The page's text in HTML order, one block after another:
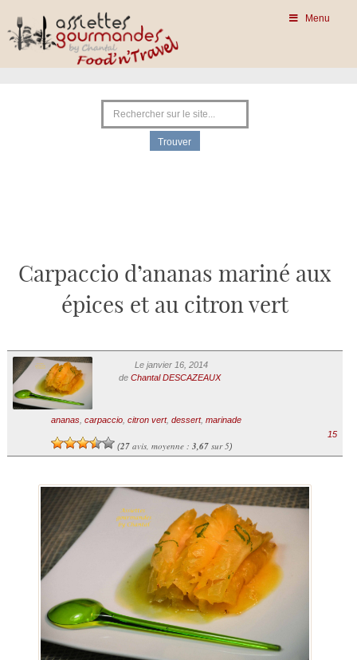
Menu
Carpaccio d’ananas mariné aux
épices et au citron vert
Le janvier 16, 2014
de Chantal DESCAZEAUX
ananas, carpaccio, citron vert, dessert, marinade
(27avis, moyenne : 3,67sur 5)
15